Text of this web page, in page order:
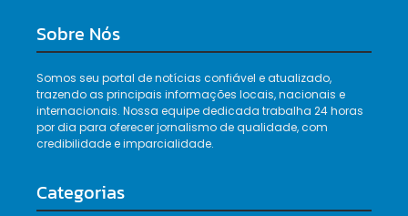
Sobre Nós
Somos seu portal de notícias confiável e atualizado,
trazendo as principais informações locais, nacionais e
internacionais. Nossa equipe dedicada trabalha 24 horas
por dia para oferecer jornalismo de qualidade, com
credibilidade e imparcialidade.
Categorias